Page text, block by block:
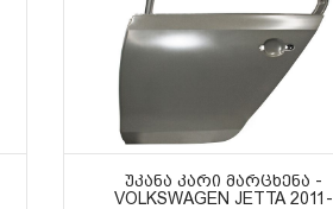
ᲣᲙᲐᲜᲐ ᲙᲐᲠᲘ ᲛᲐᲠᲪᲮᲔᲜᲐ -
VOLKSWAGEN JETTA 2011-